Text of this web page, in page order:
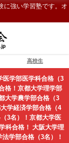
に強い学習塾です。オ
高校生
医学部医学科合格（3
格！京都大学理学部
大学農学部合格（3
学経済学部合格（4
3名）！京都大学医
科合格！ 大阪大学理
学部合格（3名）！